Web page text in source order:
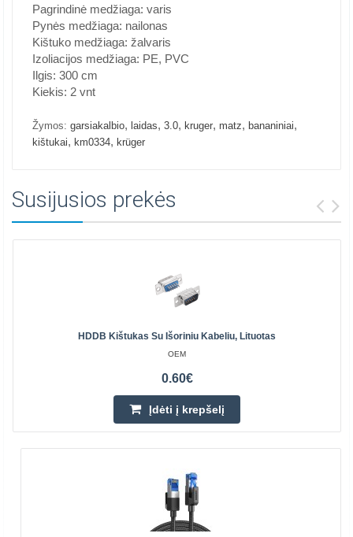
Pagrindinė medžiaga: varis
Pynės medžiaga: nailonas
Kištuko medžiaga: žalvaris
Izoliacijos medžiaga: PE, PVC
Ilgis: 300 cm
Kiekis: 2 vnt
Žymos: garsiakalbio, laidas, 3.0, kruger, matz, bananiniai,
kištukai, km0334, krüger
Susijusios prekės
HDDB Kištukas Su Išoriniu Kabeliu, Lituotas
OEM
0.60€
Įdėti į krepšelį